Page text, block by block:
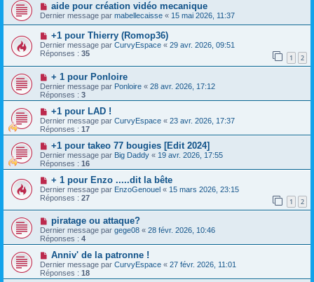
aide pour création vidéo mecanique
Dernier message par mabellecaisse « 15 mai 2026, 11:37
+1 pour Thierry (Romop36)
Dernier message par CurvyEspace « 29 avr. 2026, 09:51
Réponses : 35 1 2
+ 1 pour Ponloire
Dernier message par Ponloire « 28 avr. 2026, 17:12
Réponses : 3
+1 pour LAD !
Dernier message par CurvyEspace « 23 avr. 2026, 17:37
Réponses : 17
+1 pour takeo 77 bougies [Edit 2024]
Dernier message par Big Daddy « 19 avr. 2026, 17:55
Réponses : 16
+ 1 pour Enzo .....dit la bête
Dernier message par EnzoGenouel « 15 mars 2026, 23:15
Réponses : 27 1 2
piratage ou attaque?
Dernier message par gege08 « 28 févr. 2026, 10:46
Réponses : 4
Anniv' de la patronne !
Dernier message par CurvyEspace « 27 févr. 2026, 11:01
Réponses : 18